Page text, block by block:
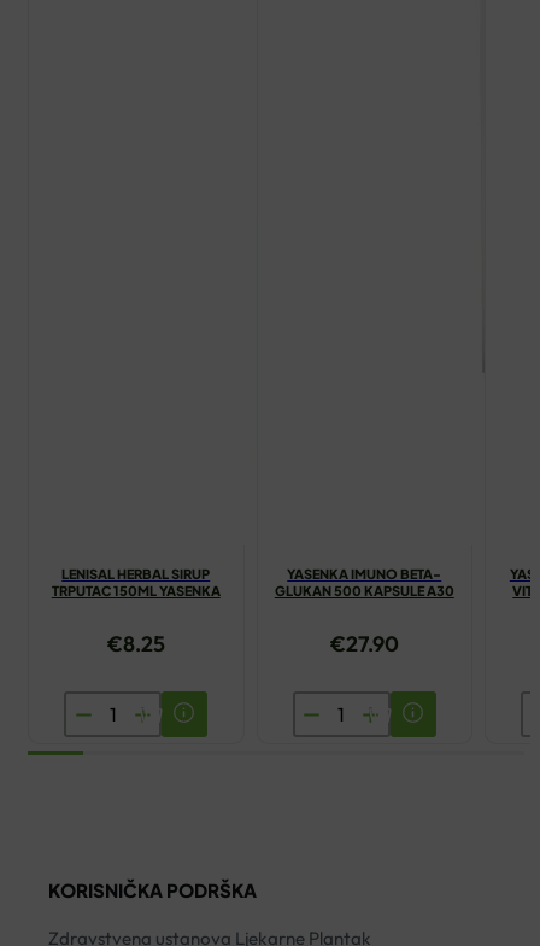
LENISAL HERBAL SIRUP
TRPUTAC 150ML YASENKA
€8.25
LENISAL
HERBAL
količina
YASENKA IMUNO BETA-
GLUKAN 500 KAPSULE A30
€27.90
YASENKA
IMUNO
količina
KORISNIČKA PODRŠKA
Zdravstvena ustanova Ljekarne Plantak